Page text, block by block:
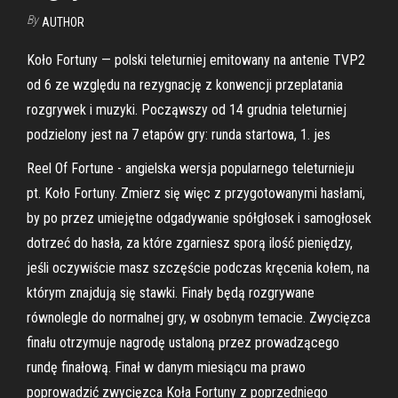
By AUTHOR
Koło Fortuny — polski teleturniej emitowany na antenie TVP2
od 6 ze względu na rezygnację z konwencji przeplatania
rozgrywek i muzyki. Począwszy od 14 grudnia teleturniej
podzielony jest na 7 etapów gry: runda startowa, 1. jes
Reel Of Fortune - angielska wersja popularnego teleturnieju
pt. Koło Fortuny. Zmierz się więc z przygotowanymi hasłami,
by po przez umiejętne odgadywanie spółgłosek i samogłosek
dotrzeć do hasła, za które zgarniesz sporą ilość pieniędzy,
jeśli oczywiście masz szczęście podczas kręcenia kołem, na
którym znajdują się stawki. Finały będą rozgrywane
równolegle do normalnej gry, w osobnym temacie. Zwycięzca
finału otrzymuje nagrodę ustaloną przez prowadzącego
rundę finałową. Finał w danym miesiącu ma prawo
poprowadzić zwycięzca Koła Fortuny z poprzedniego